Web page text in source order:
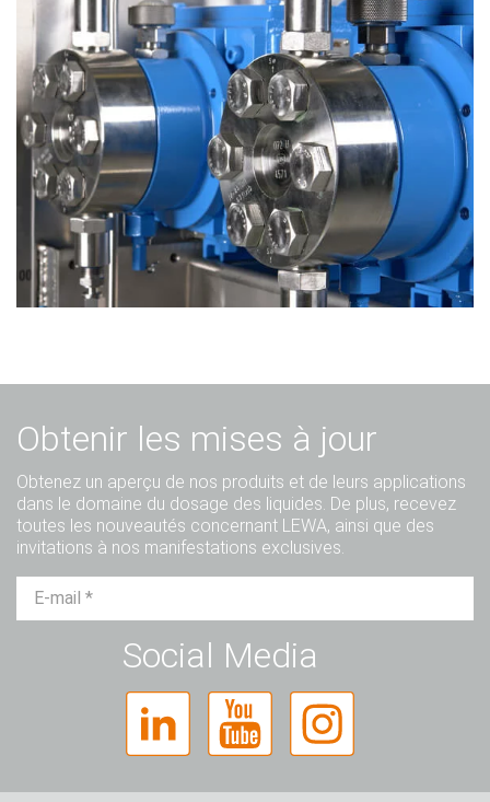
Obtenir les mises à jour
Obtenez un aperçu de nos produits et de leurs applications
dans le domaine du dosage des liquides. De plus, recevez
toutes les nouveautés concernant LEWA, ainsi que des
invitations à nos manifestations exclusives.
Mme Divers
Social Media